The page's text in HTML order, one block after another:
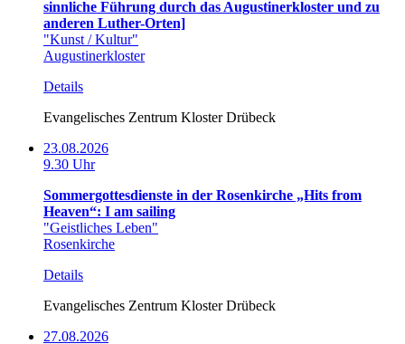
sinnliche Führung durch das Augustinerkloster und zu
anderen Luther-Orten]
"Kunst / Kultur"
Augustinerkloster
Details
Evangelisches Zentrum Kloster Drübeck
23.08.2026
9.30 Uhr
Sommergottesdienste in der Rosenkirche „Hits from
Heaven“: I am sailing
"Geistliches Leben"
Rosenkirche
Details
Evangelisches Zentrum Kloster Drübeck
27.08.2026